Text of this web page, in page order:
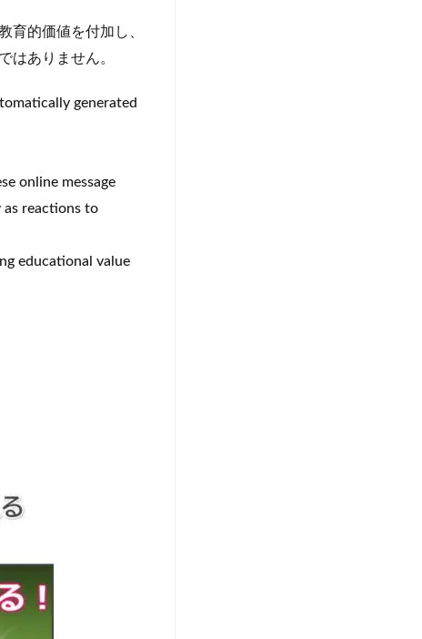
育的価値を付加し、
はありません。
generated
online message
reactions to
educational value